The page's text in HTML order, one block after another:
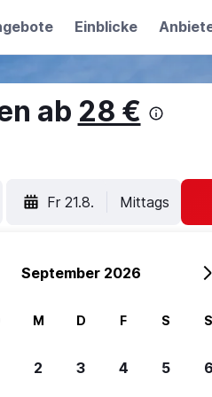
Einblicke
ab 28 €
Fr 21.8. Mittags
September 2026
M D F S S
2 3 4 5 6